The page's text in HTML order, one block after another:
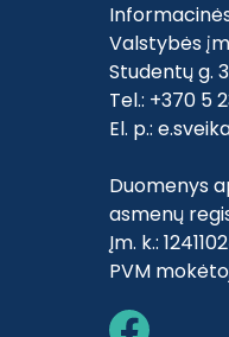
Valstybės
Studentų g.
Tel.: +370 5
El. p.:
Duomenys
asmenų
Įm. k.:
PVM